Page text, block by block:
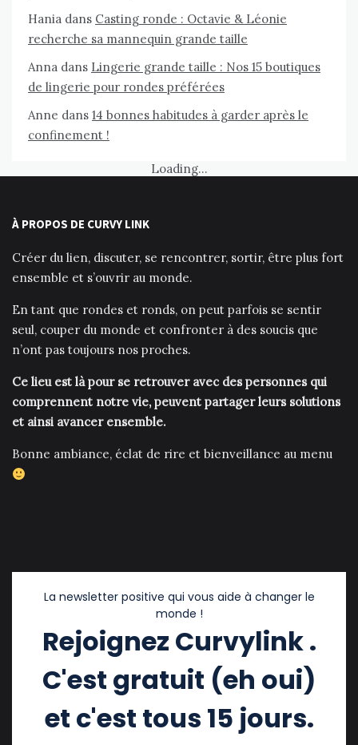
Hania dans Casting ronde : Octavie & Léonie
recherche sa mannequin grande taille
Anna dans Lingerie grande taille : Nos 15 boutiques
de lingerie pour rondes préférées
Anne dans 14 bonnes habitudes à garder après le
confinement !
Loading...
À PROPOS DE CURVY LINK
Créer du lien, discuter, se rencontrer, sortir, être plus fort
ensemble et s’ouvrir au monde.
En tant que rondes et ronds, on peut parfois se sentir
seul, couper du monde et confronter à des soucis que
n’ont pas toujours nos proches.
Ce lieu est là pour se retrouver avec des personnes qui
comprennent notre vie, peuvent partager leurs solutions
et ainsi avancer ensemble.
Bonne ambiance, éclat de rire et bienveillance au menu
La newsletter positive qui vous aide à changer le
monde !
Rejoignez Curvylink .
C'est gratuit (eh oui)
et c'est tous 15 jours.